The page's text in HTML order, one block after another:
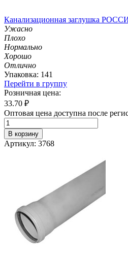
Канализационная заглушка
Ужасно
Плохо
Нормально
Хорошо
Отлично
Упаковка: 141
Перейти в группу
Розничная цена:
33.70 ₽
Оптовая цена доступна после
В корзину
Артикул: 3768